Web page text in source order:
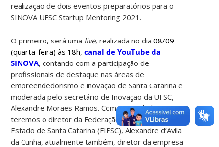
realização de dois eventos preparatórios para o
SINOVA UFSC Startup Mentoring 2021.
O primeiro, será uma live, realizada no dia08/09
(quarta-feira) às 18h,canal de YouTube da
SINOVA, contando com a participação de
profissionais de destaque nas áreas de
empreendedorismo e inovação de Santa Catarina e
moderada pelo secretário de Inovação da UFSC,
Alexandre Moraes Ramos. Como convidados,
teremos o diretor da Federação das Indústrias do
Estado de Santa Catarina (FIESC), Alexandre d’Avila
da Cunha, atualmente também, diretor da empresa